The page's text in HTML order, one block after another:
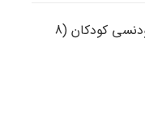
آشنایی با مشکلات ارتودنسی کودکان (8